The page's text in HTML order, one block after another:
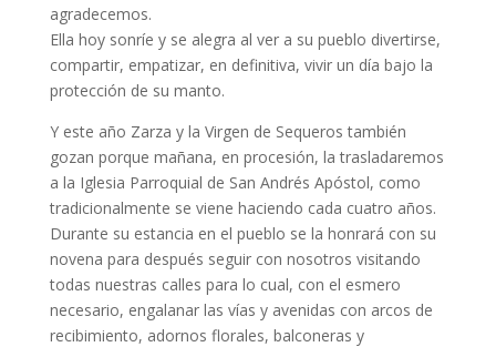
agradecemos.
Ella hoy sonríe y se alegra al ver a su pueblo divertirse,
compartir, empatizar, en definitiva, vivir un día bajo la
protección de su manto.
Y este año Zarza y la Virgen de Sequeros también
gozan porque mañana, en procesión, la trasladaremos
a la Iglesia Parroquial de San Andrés Apóstol, como
tradicionalmente se viene haciendo cada cuatro años.
Durante su estancia en el pueblo se la honrará con su
novena para después seguir con nosotros visitando
todas nuestras calles para lo cual, con el esmero
necesario, engalanar las vías y avenidas con arcos de
recibimiento, adornos florales, balconeras y